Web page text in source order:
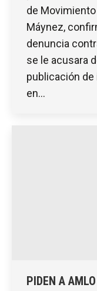
de
Máynez,
denuncia
se le acusara
publicación
en…
PIDEN A